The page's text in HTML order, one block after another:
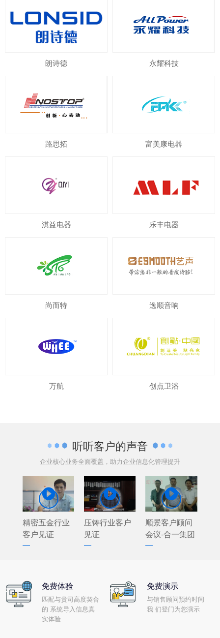
朗诗德 永耀科技
路思拓 富美康电器
淇益电器 乐丰电器
尚而特 逸顺音响
万航 创点卫浴
听听客户的声音
企业核心业务全面覆盖，助力企业信息化管理提升

精密五金行业
客户见证

压铸行业客户
见证

顺景客户顾问
会议-合一集团
免费体验
匹配与贵司高度契合
的 系统导入信息真
实体验
免费演示
与销售顾问预约时间
我 们登门为您演示